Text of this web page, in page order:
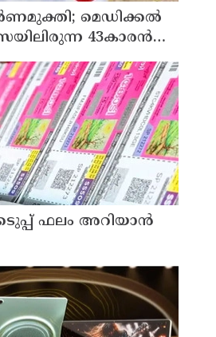
മെഡിക്കൽ
43കാരൻ
ഫലം അറിയാൻ